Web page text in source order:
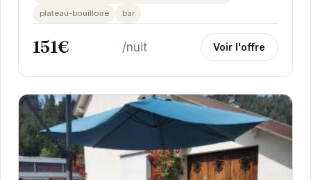
plateau-bouilloire
bar
151€ /nuit Voir l'offre